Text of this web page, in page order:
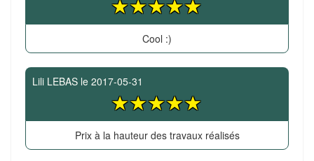
Cool :)
Lili LEBAS le 2017-05-31
Prix à la hauteur des travaux réalisés